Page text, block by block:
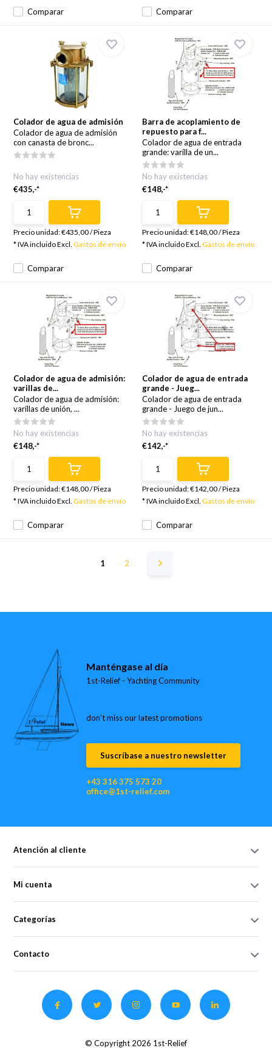
Comparar Comparar
Colador de agua de admisión
Colador de agua de admisión
con canasta de bronc...
Comparar
No hay existencias
€435,-*
Precio unidad:€435,00/Pieza
* IVA incluido Excl.Gastos de envío
Barra de acoplamiento de
repuesto para f...
Colador de agua de entrada
grande: varilla de un...
Comparar
No hay existencias
€148,-*
Precio unidad:€148,00/Pieza
* IVA incluido Excl. Gastos de envío
Colador de agua de admisión:
varillas de...
Colador de agua de admisión:
varillas de unión, ...
Comparar
No hay existencias
€148,-*
Precio unidad:€148,00/Pieza
* IVA incluido Excl.Gastos de envío
Colador de agua de entrada
grande - Jueg...
Colador de agua de entrada
grande - Juego de jun...
Comparar
No hay existencias
€142,-*
Precio unidad:€142,00/Pieza
* IVA incluido Excl. Gastos de envío
1 2
Manténgase al día
1st-Relief - Yachting Community
don’t miss our latest promotions
Suscríbase a nuestro newsletter
+43 316 375 573 20
office@1st-relief.com
Atención al cliente
Mi cuenta
Categorías
Contacto
© Copyright 2026 1st-Relief